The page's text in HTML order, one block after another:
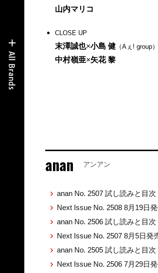
山内マリコ
CLOSE UP
末澤誠也×小島 健（Aぇ! group）
中村嶺亜×矢花 黎
anan アンアン
anan No. 2507 試し読みと目次
Next Issue No. 2508 8月19日
anan No. 2506 試し読みと目次
Next Issue No. 2507 8月5日発
anan No. 2505 試し読みと目次
Next Issue No. 2506 7月29日